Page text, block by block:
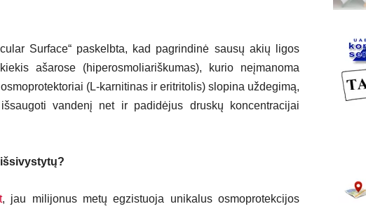
Surface“ paskelbta, kad pagrindinė sausų akių ligos
ašarose (hiperosmoliariškumas), kurio neįmanoma
(L-karnitinas ir eritritolis) slopina uždegimą,
vandenį net ir padidėjus druskų koncentracijai
, jau milijonus metų egzistuoja unikalus osmoprotekcijos